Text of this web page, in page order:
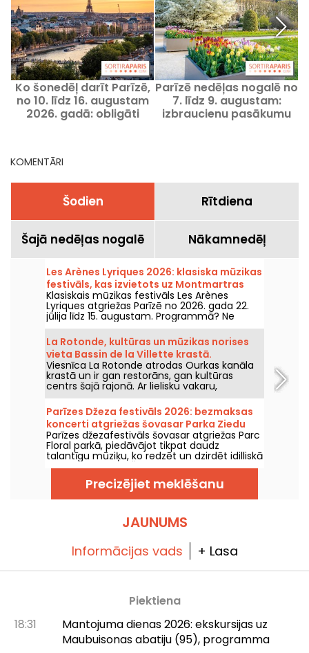
Ko šonedēļ darīt Parīzē,
no 10. līdz 16. augustam
2026. gadā: obligāti
Parīzē nedēļas nogalē no
7. līdz 9. augustam:
izbraucienu pasākumu
KOMENTĀRI
Šodien Rītdiena
Šajā nedēļas nogalē Nākamnedēļ
Les Arènes Lyriques 2026: klasiska mūzikas
festivāls, kas izvietots uz Montmartras
kalna
Klasiskais mūzikas festivāls Les Arènes
Lyriques atgriežas Parīzē no 2026. gada 22.
jūlija līdz 15. augustam. Programmā? Ne
mazāk kā 16 koncerti Montmartras Arēnās —
idilliska vide, kur klausīties lielos klasikas
šedevus.
La Rotonde, kultūras un mūzikas norises
vieta Bassin de la Villette krastā.
Viesnīca La Rotonde atrodas Ourkas kanāla
krastā un ir gan restorāns, gan kultūras
centrs šajā rajonā. Ar lielisku vakaru,
brīvdabas pasākumu un citu saviesīgu
pasākumu programmu tā ir viena no
vietām, ko apmeklēt Bassin de la Villette
krastā.
Parīzes Džeza festivāls 2026: bezmaksas
koncerti atgriežas šovasar Parka Ziedu
dārzā, programma
Parīzes džezafestivāls šovasar atgriežas Parc
Floral parkā, piedāvājot tikpat daudz
talantīgu mūziķu, ko redzēt un dzirdēt idilliskā
lauku atmosfērā. Šeit ir bezmaksas koncertu
programma, ko iepazīt no 24. jūnija līdz 6.
septembrim 2026. gadā!
Precizējiet meklēšanu
JAUNUMS
Informācijas vads + Lasa
Piektiena
18:31
Mantojuma dienas 2026: ekskursijas uz
Maubuisonas abatiju (95), programma